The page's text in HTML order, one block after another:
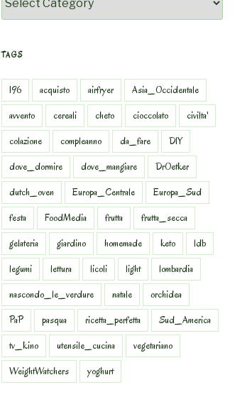
TAGS
196 acquisto airfryer
Asia_Occidentale
avvento
cereali cheto cioccolato
civilta'
colazione
compleanno da_fare
DIY
dove_dormire
dove_mangiare
DrOetker
dutch_oven
Europa_Centrale
Europa_Sud
festa
FoodMedia frutta
frutta_secca
gelateria
giardino homemade keto
ldb
legumi
lettura licoli light
lombardia
nascondo_le_verdure
natale
orchidea
PaP
pasqua ricetta_perfetta
Sud_America
tv_kino
utensile_cucina
vegetariano
WeightWatchers
yoghurt